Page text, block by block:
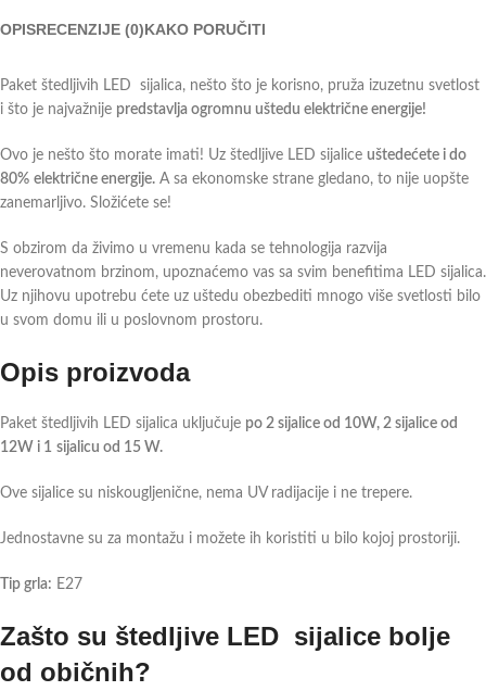
OPISRECENZIJE (0)KAKO PORUČITI
Paket štedljivih LED sijalica, nešto što je korisno, pruža izuzetnu svetlost
i što je najvažnije predstavlja ogromnu uštedu električne energije!
Ovo je nešto što morate imati! Uz štedljive LED sijalice uštedećete i do
80% električne energije. A sa ekonomske strane gledano, to nije uopšte
zanemarljivo. Složićete se!
S obzirom da živimo u vremenu kada se tehnologija razvija
neverovatnom brzinom, upoznaćemo vas sa svim benefitima LED sijalica.
Uz njihovu upotrebu ćete uz uštedu obezbediti mnogo više svetlosti bilo
u svom domu ili u poslovnom prostoru.
Opis proizvoda
Paket štedljivih LED sijalica uključuje po 2 sijalice od 10W, 2 sijalice od
12W i 1 sijalicu od 15 W.
Ove sijalice su niskougljenične, nema UV radijacije i ne trepere.
Jednostavne su za montažu i možete ih koristiti u bilo kojoj prostoriji.
Tip grla: E27
Zašto su štedljive LED sijalice bolje
od običnih?